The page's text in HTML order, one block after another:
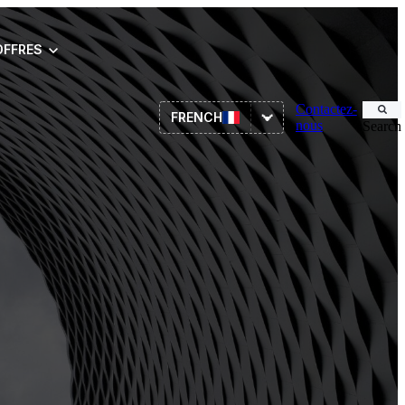
ITSM
RH
FRENCH
Contactez-
nous
Search